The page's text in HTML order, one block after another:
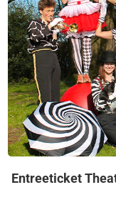
Entreeticket